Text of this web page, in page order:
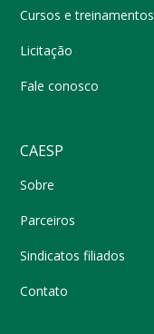
Cursos e treinamentos
Licitação
Fale conosco
CAESP
Sobre
Parceiros
Sindicatos filiados
Contato